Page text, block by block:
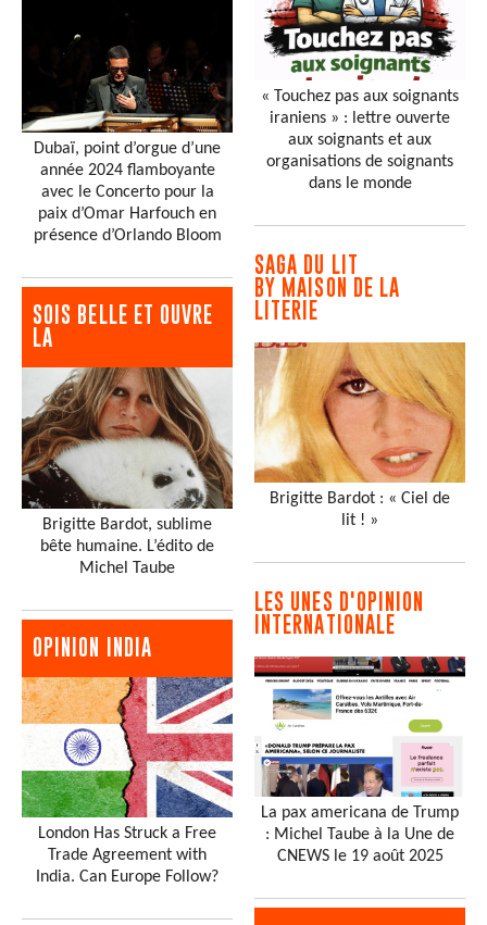
Dubaï, point d’orgue d’une
année 2024 flamboyante
avec le Concerto pour la
paix d’Omar Harfouch en
présence d’Orlando Bloom
SOIS BELLE ET OUVRE
LA
Brigitte Bardot, sublime
bête humaine. L’édito de
Michel Taube
OPINION INDIA
London Has Struck a Free
Trade Agreement with
India. Can Europe Follow?
« Touchez pas aux soignants
iraniens » : lettre ouverte
aux soignants et aux
organisations de soignants
dans le monde
SAGA DU LIT
BY MAISON DE LA
LITERIE
Brigitte Bardot : « Ciel de
lit ! »
LES UNES D'OPINION
INTERNATIONALE
La pax americana de Trump
: Michel Taube à la Une de
CNEWS le 19 août 2025